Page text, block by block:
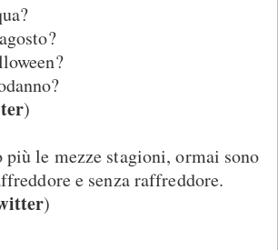
)
le mezze stagioni, ormai sono
e senza raffreddore.
)